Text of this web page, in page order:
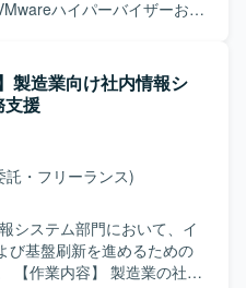
ハイパーバイザーおよ
に対するバックアップ作業
きます。また、24時間365
づいた定常運用や各種記
る人物像】
解し、慎重かつ正確に作
ニュアルや手順書に沿っ
応じて柔軟に対応し、関
ンを取りながら運用を進め
】 大
に携わることで、VMwareを
製造業向け社内情報シ
支援
託・フリーランス)
システム部門において、イ
び基盤刷新を進めるための